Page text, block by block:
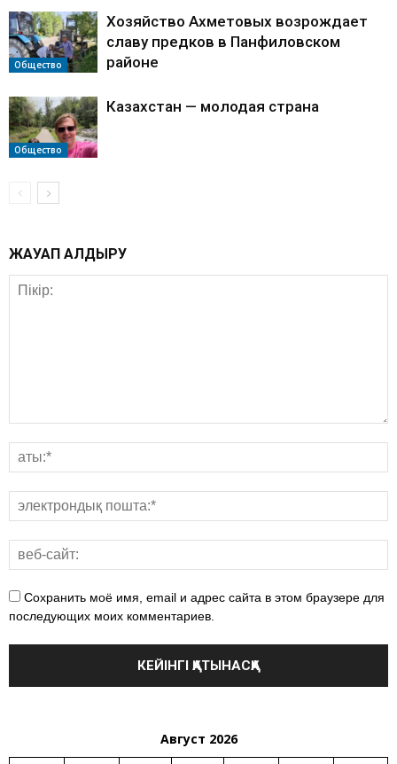
Общество
Хозяйство Ахметовых возрождает
славу предков в Панфиловском
районе
Общество
Казахстан — молодая страна
ЖАУАП ҚАЛДЫРУ
Сохранить моё имя, email и адрес сайта в этом браузере для
последующих моих комментариев.
Август 2026